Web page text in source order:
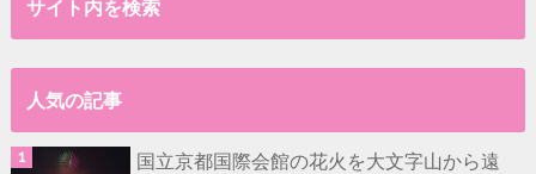
サイト内を検索
人気の記事
国立京都国際会館の花火を大文字山から遠